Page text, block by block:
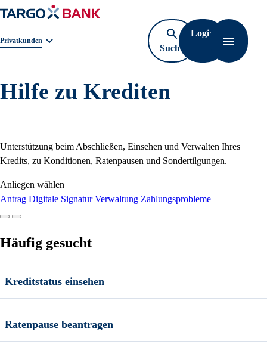
Geschäftsbereichnavigation. Aktuelle Auswahl:
Privatkunden
Suche
öffnen
Login
Hilfe zu Krediten
Unterstützung beim Abschließen, Einsehen und Verwalten Ihres
Kredits, zu Konditionen, Ratenpausen und Sondertilgungen.
Anliegen wählen
Antrag Digitale Signatur Verwaltung Zahlungsprobleme
Häufig gesucht
Kreditstatus einsehen
Ratenpause beantragen